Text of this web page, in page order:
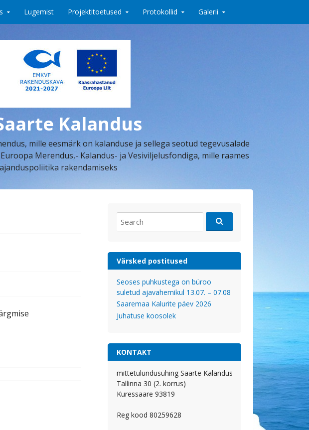
Lugemist Projektitoetused Protokollid Galerii
Kalandus
mille eesmärk on kalanduse ja sellega seotud tegevusalade
Merendus,- Kalandus- ja Vesiviljelusfondiga, mille raames
rakendamiseks
for:
Värsked postitused
Seoses puhkustega on büroo
suletud ajavahemikul 13.07. – 07.08
Saaremaa Kalurite päev 2026
Juhatuse koosolek
KONTAKT
mittetulundusühing Saarte Kalandus
Tallinna 30 (2. korrus)
Kuressaare 93819
Reg kood 80259628